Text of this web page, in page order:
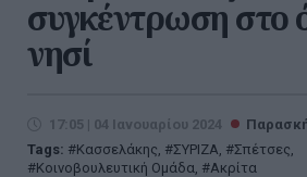
συγκέντρωση στο
νησί
17:05 | 04 Ιανουαρίου 2024
Tags:
Κασσελάκης, ΣΥΡΙΖΑ, Σπέτσες,
Κοινοβουλευτική Ομάδα, Ακρίτα